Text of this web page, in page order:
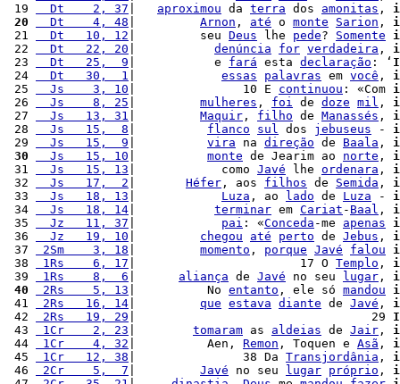
19
  Dt    2, 37
aproximou da terra dos amonitas ,
20
  Dt    4, 48
Arnon , até o monte Sarion ,
21
  Dt   10, 12
|         seu Deus lhe pede? Somente
22
  Dt   22, 20
denúncia for verdadeira ,
23
  Dt   25,  9
|           e fará esta declaração : ‘
24
  Dt   30,  1
essas palavras em você ,
25
  Js    3, 10
|               10 E continuou : «Com
26
  Js    8, 25
mulheres , foi de doze mil ,
27
  Js   13, 31
Maquir , filho de Manassés ,
28
  Js   15,  8
flanco sul dos jebuseus -
29
  Js   15,  9
vira na direção de Baala ,
30
  Js   15, 10
monte de Jearim ao norte ,
31
  Js   15, 13
|            como Javé lhe ordenara ,
32
  Js   17,  2
Héfer , aos filhos de Semida ,
33
  Js   18, 13
Luza , ao lado de Luza -
34
  Js   18, 14
terminar em Cariat - Baal ,
35
  Jz   11, 37
pai : «Conceda -me apenas
36
  Jz   19, 10
chegou até perto de Jebus ,
37
2Sm    3, 18 momento , porque Javé falou
38
1Rs    6, 17 |                       17 O Templo ,
39
1Rs    8,  6 aliança de Javé no seu lugar ,
40
2Rs    5, 13 |          No entanto , ele só mandou
41
2Rs   16, 14 que estava diante de Javé ,
42
2Rs   19, 29 |                                 29
43
1Cr    2, 23 tomaram as aldeias de Jair ,
44
1Cr    4, 32 |          Aen, Remon , Toquen e Asã ,
45
1Cr   12, 38 |               38 Da Transjordânia ,
46
2Cr    5,  7 Javé no seu lugar próprio ,